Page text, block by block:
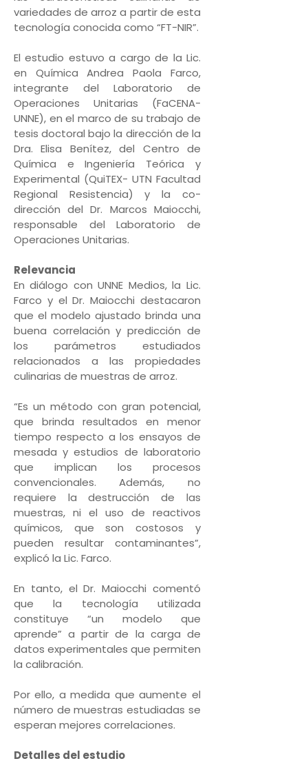
variedades de arroz a partir de esta
tecnología conocida como “FT-NIR”.
El estudio estuvo a cargo de la Lic.
en Química Andrea Paola Farco,
integrante del Laboratorio de
Operaciones Unitarias (FaCENA-
UNNE), en el marco de su trabajo de
tesis doctoral bajo la dirección de la
Dra. Elisa Benítez, del Centro de
Química e Ingeniería Teórica y
Experimental (QuiTEX- UTN Facultad
Regional Resistencia) y la co-
dirección del Dr. Marcos Maiocchi,
responsable del Laboratorio de
Operaciones Unitarias.
Relevancia
En diálogo con UNNE Medios, la Lic.
Farco y el Dr. Maiocchi destacaron
que el modelo ajustado brinda una
buena correlación y predicción de
los parámetros estudiados
relacionados a las propiedades
culinarias de muestras de arroz.
“Es un método con gran potencial,
que brinda resultados en menor
tiempo respecto a los ensayos de
mesada y estudios de laboratorio
que implican los procesos
convencionales. Además, no
requiere la destrucción de las
muestras, ni el uso de reactivos
químicos, que son costosos y
pueden resultar contaminantes”,
explicó la Lic. Farco.
En tanto, el Dr. Maiocchi comentó
que la tecnología utilizada
constituye “un modelo que
aprende” a partir de la carga de
datos experimentales que permiten
la calibración.
Por ello, a medida que aumente el
número de muestras estudiadas se
esperan mejores correlaciones.
Detalles del estudio